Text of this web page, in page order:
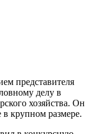
представителя
делу в
хозяйства. Он
крупном размере.